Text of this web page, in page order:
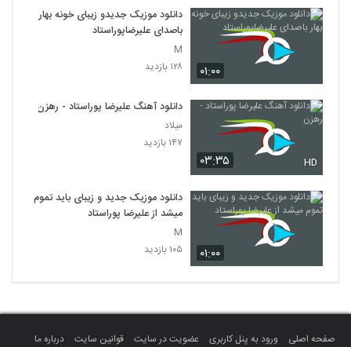
۰۱:۰۰
دانلود موزیک جدیدو زیبای خونه بهار
باصدای علیرضاپوراستاد
M
۱۲۸ بازدید
۰۳:۳۵ HD
دانلود آهنگ علیرضا پوراستاد - رهزن
میلاد
۱۴۷ بازدید
۰۱:۰۰
دانلود موزیک جدید و زیبای باید تموم
میشد از علیرضا پوراستاد
M
۱۰۵ بازدید
صفحه اصلی ورود به پنل کاربری عضویت در سایت قوانین سایت درباره ما